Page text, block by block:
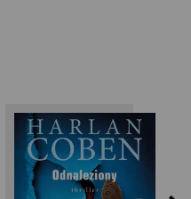
Harlan Coben